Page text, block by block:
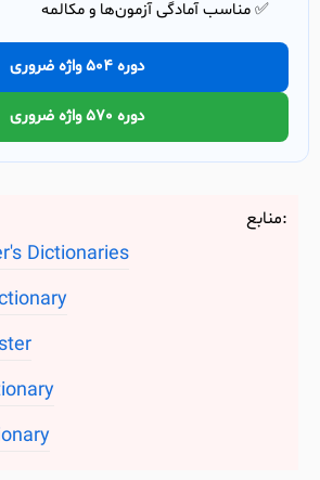
✅ مناسب آمادگی آزمون‌ها و مکالمه
دوره 504 واژه ضروری
دوره 570 واژه ضروری
منابع:
Dictionaries